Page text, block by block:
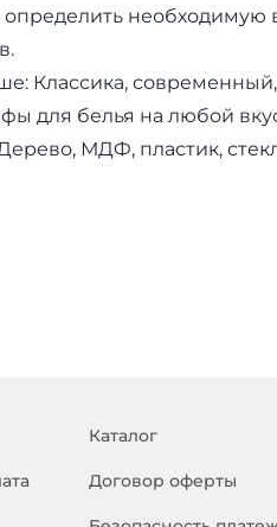
необходимую
Классика,
для белья на любой
МДФ, пластик,
Каталог
Договор оферты